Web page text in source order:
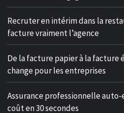
Recruter en intérim dans la
facture vraiment l’agence
De la facture papier à la facture
change pour les entreprises
Assurance professionnelle
coût en 30 secondes